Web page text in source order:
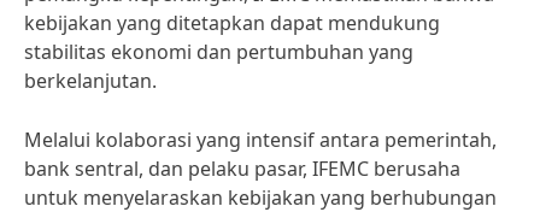
kebijakan yang ditetapkan dapat mendukung
stabilitas ekonomi dan pertumbuhan yang
berkelanjutan.
Melalui kolaborasi yang intensif antara pemerintah,
bank sentral, dan pelaku pasar, IFEMC berusaha
untuk menyelaraskan kebijakan yang berhubungan